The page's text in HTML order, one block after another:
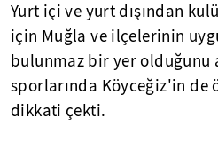
Yurt içi ve yurt dışından
için Muğla ve ilçelerinin
bulunmaz bir yer olduğunu
sporlarında Köyceğiz'in de
dikkati çekti.